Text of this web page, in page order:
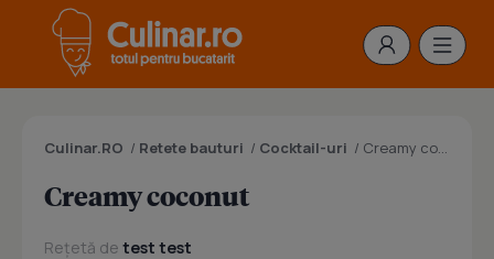
Culinar.RO / Retete bauturi / Cocktail-uri / Creamy coconut
Creamy coconut
Rețetă de test test